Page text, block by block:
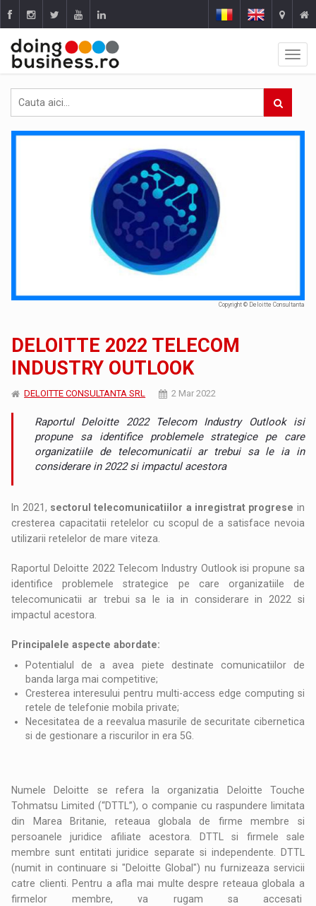
Copyright © Deloitte Consultanta
DELOITTE 2022 TELECOM
INDUSTRY OUTLOOK
DELOITTE CONSULTANTA SRL 2 Mar 2022
Raportul Deloitte 2022 Telecom Industry Outlook isi
propune sa identifice problemele strategice pe care
organizatiile de telecomunicatii ar trebui sa le ia in
considerare in 2022 si impactul acestora
In 2021, sectorul telecomunicatiilor a inregistrat progrese in
cresterea capacitatii retelelor cu scopul de a satisface nevoia
utilizarii retelelor de mare viteza.
Raportul Deloitte 2022 Telecom Industry Outlook isi propune sa
identifice problemele strategice pe care organizatiile de
telecomunicatii ar trebui sa le ia in considerare in 2022 si
impactul acestora.
Principalele aspecte abordate:
Potentialul de a avea piete destinate comunicatiilor de
banda larga mai competitive;
Cresterea interesului pentru multi-access edge computing si
retele de telefonie mobila private;
Necesitatea de a reevalua masurile de securitate cibernetica
si de gestionare a riscurilor in era 5G.
Numele Deloitte se refera la organizatia Deloitte Touche
Tohmatsu Limited (“DTTL”), o companie cu raspundere limitata
din Marea Britanie, reteaua globala de firme membre si
persoanele juridice afiliate acestora. DTTL si firmele sale
membre sunt entitati juridice separate si independente. DTTL
(numit in continuare si "Deloitte Global") nu furnizeaza servicii
catre clienti. Pentru a afla mai multe despre reteaua globala a
firmelor membre, va rugam sa accesati